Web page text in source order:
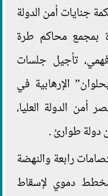
جنايات أمن الدولة
بمجمع محاكم طرة
تأجيل جلسات
الإرهابية في
رقم 840 لسنة 2019 حصر أمن الدولة العليا،
رابعة والنهضة
دموي لإسقاط